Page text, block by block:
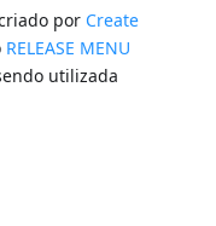
por Create
RELEASE MENU
utilizada